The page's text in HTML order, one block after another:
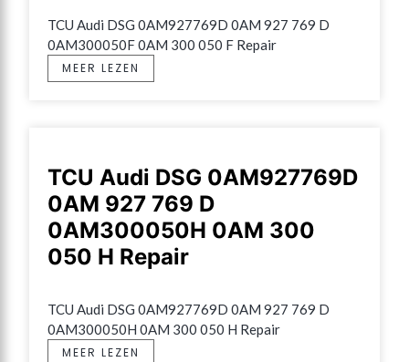
TCU Audi DSG 0AM927769D 0AM 927 769 D
0AM300050F 0AM 300 050 F Repair
MEER LEZEN
TCU Audi DSG 0AM927769D
0AM 927 769 D
0AM300050H 0AM 300
050 H Repair
TCU Audi DSG 0AM927769D 0AM 927 769 D
0AM300050H 0AM 300 050 H Repair
MEER LEZEN